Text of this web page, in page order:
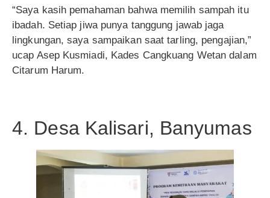
“Saya kasih pemahaman bahwa memilih sampah itu
ibadah. Setiap jiwa punya tanggung jawab jaga
lingkungan, saya sampaikan saat tarling, pengajian,”
ucap Asep Kusmiadi, Kades Cangkuang Wetan dalam
Citarum Harum.
4. Desa Kalisari, Banyumas